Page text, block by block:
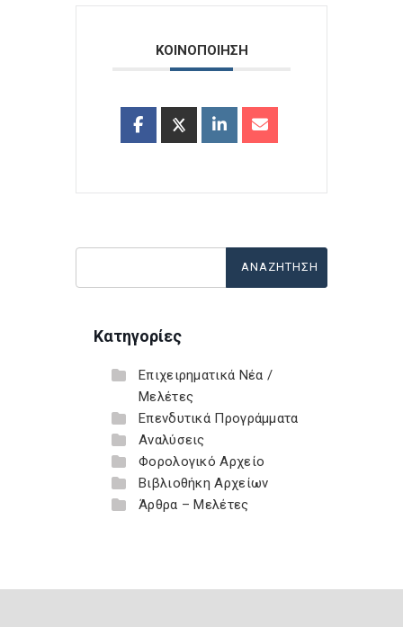
ΚΟΙΝΟΠΟΙΗΣΗ
Κατηγορίες
Επιχειρηματικά Νέα /
Μελέτες
Επενδυτικά Προγράμματα
Αναλύσεις
Φορολογικό Αρχείο
Βιβλιοθήκη Αρχείων
Άρθρα – Μελέτες